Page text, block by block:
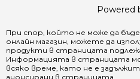
Powered
При спор, който не може да
онлайн магазин, можете да
продукти в страницата
Информацията в страницата
всяко време, като не е
анонсирани в страницата.